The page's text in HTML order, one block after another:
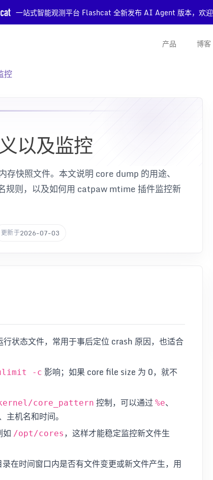
一站式智能观测平台 Flashcat 全新发布 AI Agent 版本，欢迎
产品 博客
控
以及监控
快照文件。本文说明 core dump 的用途、
则，以及如何用 catpaw mtime 插件监控新
更新于2026-07-03
状态文件，常用于事后定位 crash 原因，也适合
-c 影响；如果 core file size 为 0，就不
core_pattern 控制，可以通过 %e、
机名和时间。
如 /opt/cores ，这样才能稳定监控新文件生
在时间窗口内是否有文件变更或新文件产生，用